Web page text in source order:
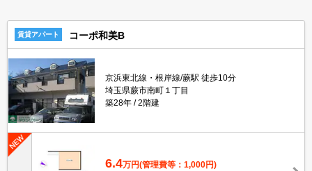
賃貸アパート コーポ和美B
京浜東北線・根岸線/蕨駅 徒歩10分
埼玉県蕨市南町１丁目
築28年
2階建
6.4万円(管理費等：1,000円)